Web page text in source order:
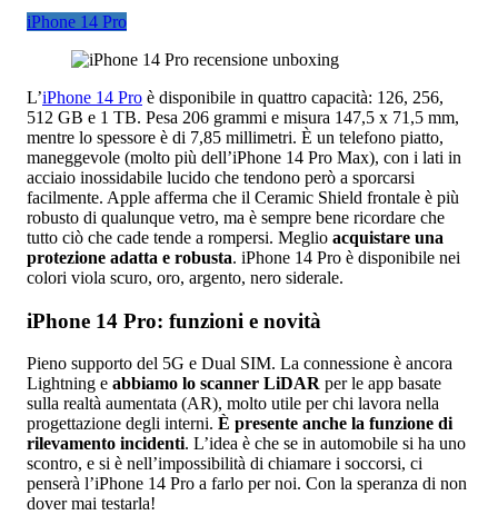
iPhone 14 Pro
L’iPhone 14 Pro è disponibile in quattro capacità: 126, 256,
512 GB e 1 TB. Pesa 206 grammi e misura 147,5 x 71,5 mm,
mentre lo spessore è di 7,85 millimetri. È un telefono piatto,
maneggevole (molto più dell’iPhone 14 Pro Max), con i lati in
acciaio inossidabile lucido che tendono però a sporcarsi
facilmente. Apple afferma che il Ceramic Shield frontale è più
robusto di qualunque vetro, ma è sempre bene ricordare che
tutto ciò che cade tende a rompersi. Meglio acquistare una
protezione adatta e robusta. iPhone 14 Pro è disponibile nei
colori viola scuro, oro, argento, nero siderale.
iPhone 14 Pro: funzioni e novità
Pieno supporto del 5G e Dual SIM. La connessione è ancora
Lightning e abbiamo lo scanner LiDAR per le app basate
sulla realtà aumentata (AR), molto utile per chi lavora nella
progettazione degli interni. È presente anche la funzione di
rilevamento incidenti. L’idea è che se in automobile si ha uno
scontro, e si è nell’impossibilità di chiamare i soccorsi, ci
penserà l’iPhone 14 Pro a farlo per noi. Con la speranza di non
dover mai testarla!